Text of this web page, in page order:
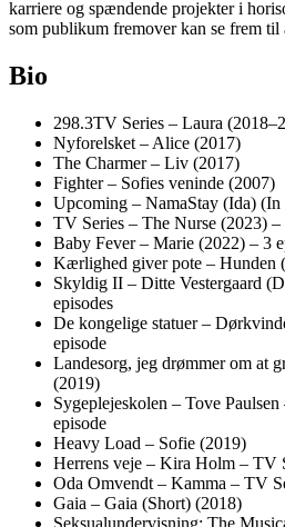
karriere og spændende projekter i
som publikum fremover kan se frem
Bio
298.3TV Series – Laura
Nyforelsket – Alice (2017)
The Charmer – Liv (2017)
Fighter – Sofies veninde (2007)
Upcoming – NamaStay (Ida) (In
TV Series – The Nurse (2023) –
Baby Fever – Marie (2022) – 3
Kærlighed giver pote – Hunden
Skyldig II – Ditte Vestergaard
episodes
De kongelige statuer –
episode
Landesorg, jeg drømmer om at
(2019)
Sygeplejeskolen – Tove
episode
Heavy Load – Sofie (2019)
Herrens veje – Kira Holm – TV
Oda Omvendt – Kamma – TV
Gaia – Gaia (Short) (2018)
Seksualundervisning: The